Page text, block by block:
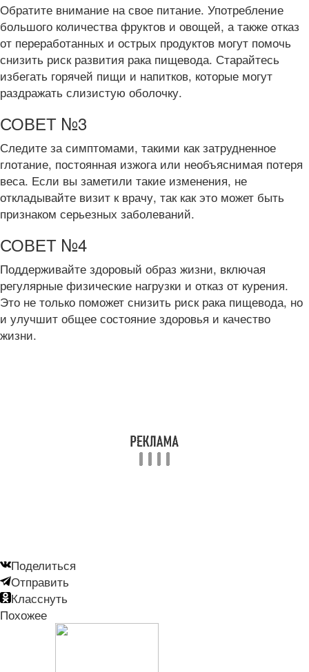
Обратите внимание на свое питание. Употребление
большого количества фруктов и овощей, а также отказ
от переработанных и острых продуктов могут помочь
снизить риск развития рака пищевода. Старайтесь
избегать горячей пищи и напитков, которые могут
раздражать слизистую оболочку.
СОВЕТ №3
Следите за симптомами, такими как затрудненное
глотание, постоянная изжога или необъяснимая потеря
веса. Если вы заметили такие изменения, не
откладывайте визит к врачу, так как это может быть
признаком серьезных заболеваний.
СОВЕТ №4
Поддерживайте здоровый образ жизни, включая
регулярные физические нагрузки и отказ от курения.
Это не только поможет снизить риск рака пищевода, но
и улучшит общее состояние здоровья и качество
жизни.
Поделиться
Отправить
Класснуть
Похожее